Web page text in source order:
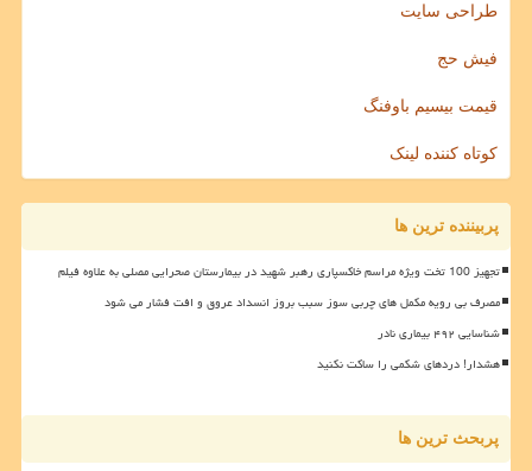
طراحی سایت
فیش حج
قیمت بیسیم باوفنگ
کوتاه کننده لینک
پربیننده ترین ها
تجهیز 100 تخت ویژه مراسم خاکسپاری رهبر شهید در بیمارستان صحرایی مصلی به علاوه فیلم
مصرف بی رویه مکمل های چربی سوز سبب بروز انسداد عروق و افت فشار می شود
شناسایی ۴۹۲ بیماری نادر
هشدار! دردهای شکمی را ساکت نکنید
پربحث ترین ها